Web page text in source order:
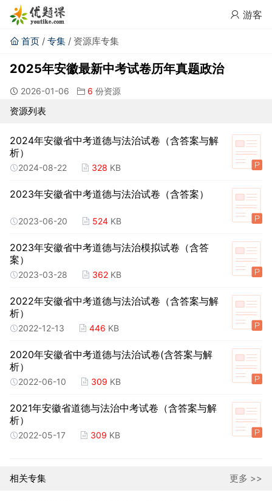
游客
首页 / 专集 / 资源库专集
2025年安徽最新中考试卷历年真题政治
2026-01-06 6 份资源
资源列表
2024年安徽省中考道德与法治试卷（含答案与解
析）
2024-08-22 328 KB
2023年安徽省中考道德与法治试卷（含答案）
2023-06-20 524 KB
2023年安徽省中考道德与法治模拟试卷（含答
案）
2023-03-28 362 KB
2022年安徽省中考道德与法治试卷（含答案与解
析）
2022-12-13 446 KB
2020年安徽省中考道德与法治试卷(含答案与解
析）
2022-06-10 309 KB
2021年安徽省道德与法治中考试卷（含答案与解
析）
2022-05-17 309 KB
相关专集 更多 >>